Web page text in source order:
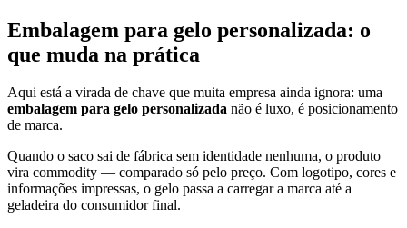
Embalagem para gelo personalizada: o
que muda na prática
Aqui está a virada de chave que muita empresa ainda ignora: uma
embalagem para gelo personalizada não é luxo, é posicionamento
de marca.
Quando o saco sai de fábrica sem identidade nenhuma, o produto
vira commodity — comparado só pelo preço. Com logotipo, cores e
informações impressas, o gelo passa a carregar a marca até a
geladeira do consumidor final.